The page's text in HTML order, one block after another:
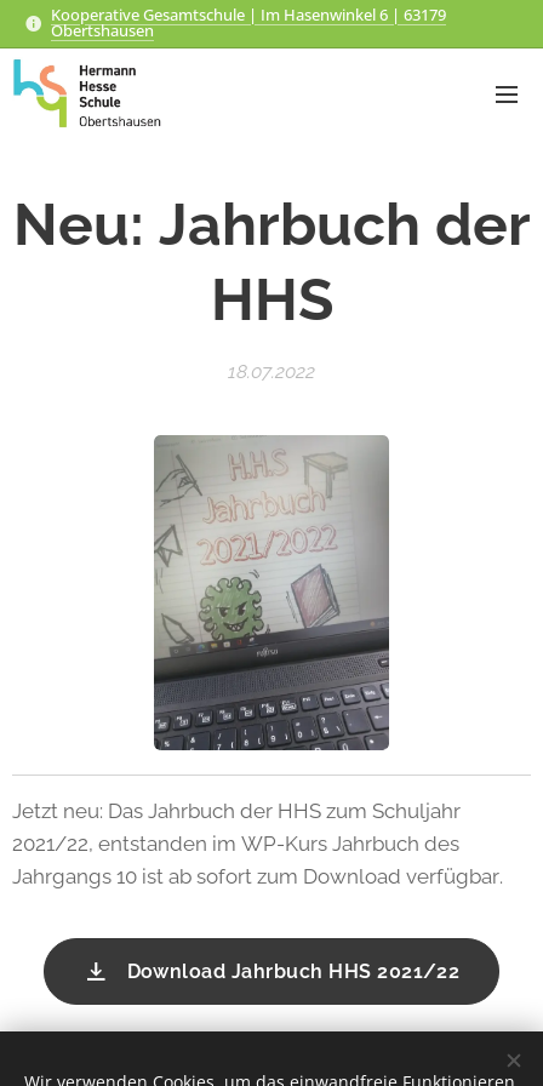
Kooperative Gesamtschule | Im Hasenwinkel 6 | 63179
Obertshausen
Neu: Jahrbuch der
HHS
18.07.2022
Jetzt neu: Das Jahrbuch der HHS zum Schuljahr
2021/22, entstanden im WP-Kurs Jahrbuch des
Jahrgangs 10 ist ab sofort zum Download verfügbar.
Download Jahrbuch HHS 2021/22